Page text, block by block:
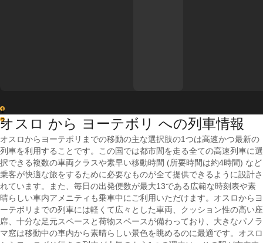
1
2
オスロ から ヨーテボリ への列車情報
オスロからヨーテボリまでの移動の主な選択肢の1つは高速かつ最新の
列車を利用することです。この国では都市間を走る全ての高速列車に選
択できる複数の車両クラスや素早い移動時間 (所要時間は約4時間) など
乗客が快適な旅をするために必要なものが全て提供できるように設計さ
れています。また、毎日の出発便数が最大13である広範な時刻表や素
晴らしい車内アメニティも乗車中にご利用いただけます。オスロからヨ
ーテボリまでの列車には軽くて広々とした車両、クッション性の高い座
席、十分な足元スペースと荷物スペースが備わっており、大きなパノラ
マ窓は移動中の車内から素晴らしい景色を眺めるのに最適です。オスロ